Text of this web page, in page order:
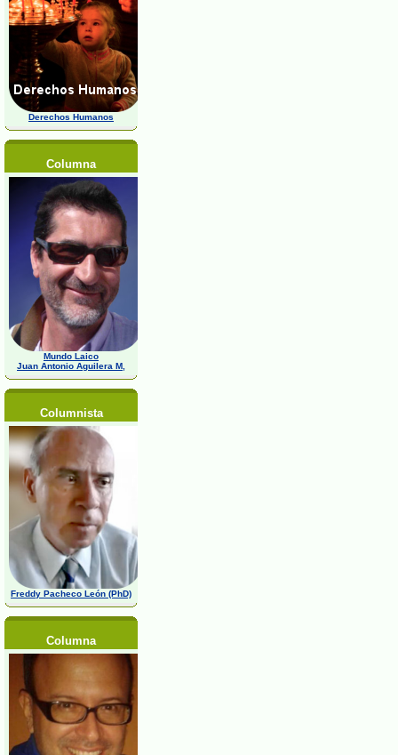
Derechos Humanos
Columna
Mundo Laico
Juan Antonio Aguilera M,
Columnista
Freddy Pacheco León (PhD)
Columna